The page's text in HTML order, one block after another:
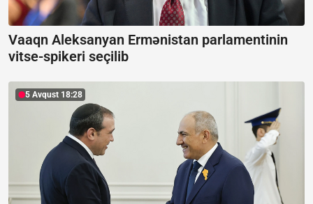
Vaaqn Aleksanyan Ermənistan parlamentinin
vitse-spikeri seçilib
5 Avqust 18:28